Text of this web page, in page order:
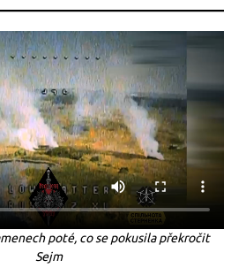
poté, co se pokusila překročit
Sejm